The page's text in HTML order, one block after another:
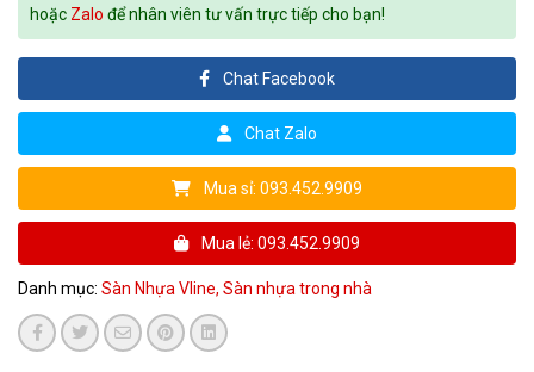
hoặc Zalo để nhân viên tư vấn trực tiếp cho bạn!
Chat Facebook
Chat Zalo
Mua sỉ: 093.452.9909
Mua lẻ: 093.452.9909
Danh mục: Sàn Nhựa Vline, Sàn nhựa trong nhà